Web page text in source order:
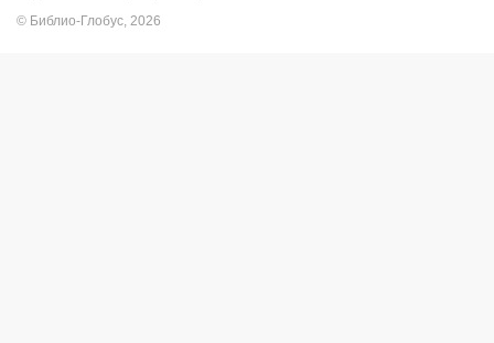
© Библио-Глобус, 2026